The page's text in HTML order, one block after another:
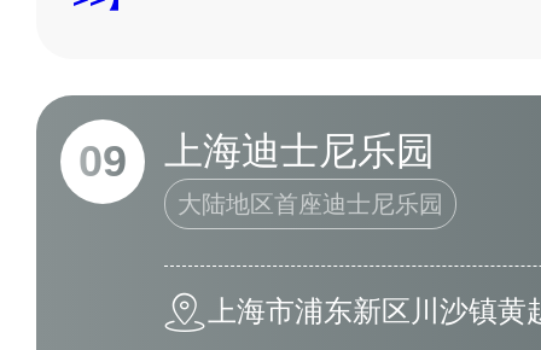
09 上海迪士尼乐园
大陆地区首座迪士尼乐园
上海市浦东新区川沙镇黄